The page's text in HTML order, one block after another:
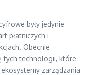
były jedynie
płatniczych i
Obecnie
tych technologii, które
zarządzania